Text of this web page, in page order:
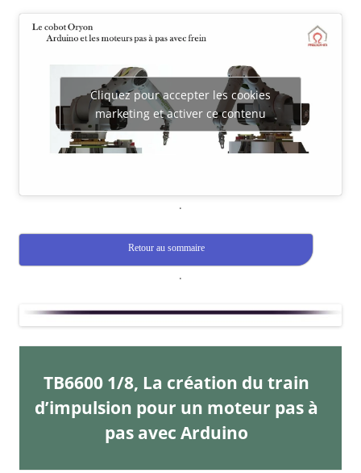
Cliquez pour accepter les cookies
marketing et activer ce contenu
.
Retour au sommaire
.
TB6600 1/8, La création du train
d’impulsion pour un moteur pas à
pas avec Arduino